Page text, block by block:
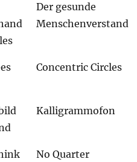
Der gesunde
Menschenverstand
Concentric Circles
Kalligrammofon
No Quarter